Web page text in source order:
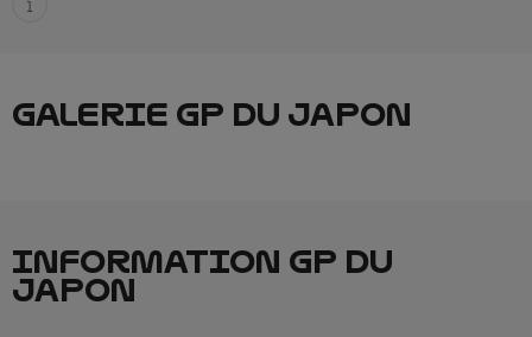
GALERIE GP DU JAPON
INFORMATION GP DU
JAPON